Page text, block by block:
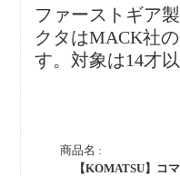
ファーストギア
クタはMACK社
す。対象は14才
商品名 :
【KOMATSU】コ